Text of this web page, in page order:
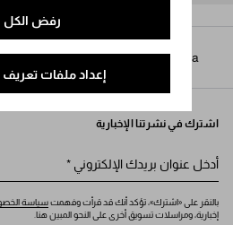
رفض الكل
إعداد ملفات تعريف
Prada
/ النساء / الأكسسوارات /
اشترك في نشرتنا الإخبارية
أدخل عنوان بريدك الإلكتروني *
بالنقر على «اشترك»، تؤكد أنك قد قرأت وفهمتسياسة
إخبارية، ومراسلات تسويق أخرى على النحو المبين هنا.